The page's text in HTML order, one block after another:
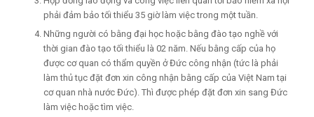
phải đảm bảo tối thiểu 35 giờ làm việc trong một tuần.
Những người có bằng đại học hoặc bằng đào tạo nghề với
thời gian đào tạo tối thiểu là 02 năm. Nếu bằng cấp của họ
được cơ quan có thẩm quyền ở Đức công nhận (tức là phải
làm thủ tục đặt đơn xin công nhận bằng cấp của Việt Nam tại
cơ quan nhà nước Đức). Thì được phép đặt đơn xin sang Đức
làm việc hoặc tìm việc.